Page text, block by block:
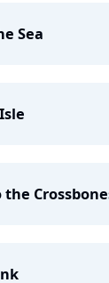
Sea